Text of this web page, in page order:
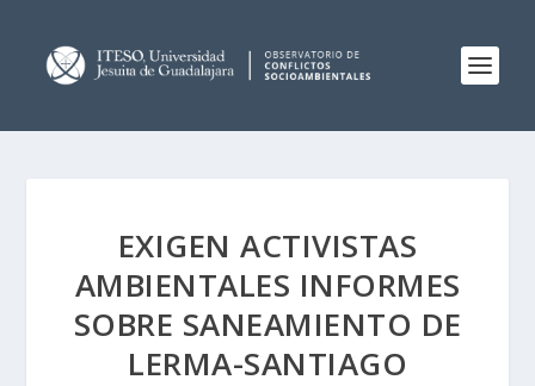
EXIGEN ACTIVISTAS
AMBIENTALES INFORMES
SOBRE SANEAMIENTO DE
LERMA-SANTIAGO